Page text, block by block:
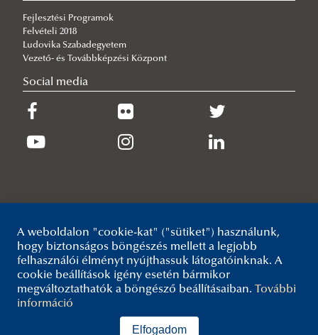
Fejlesztési Programok
Felvételi 2018
Ludovika Szabadegyetem
Vezető- és Továbbképzési Központ
Social media
A weboldalon "cookie-kat" ("sütiket") használunk,
hogy biztonságos böngészés mellett a legjobb
felhasználói élményt nyújthassuk látogatóinknak. A
cookie beállítások igény esetén bármikor
megváltoztathatók a böngésző beállításaiban. További
információ
Elfogadom